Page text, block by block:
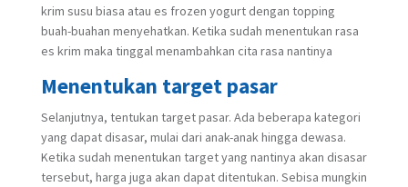
krim susu biasa atau es frozen yogurt dengan topping
buah-buahan menyehatkan. Ketika sudah menentukan rasa
es krim maka tinggal menambahkan cita rasa nantinya
Menentukan target pasar
Selanjutnya, tentukan target pasar. Ada beberapa kategori
yang dapat disasar, mulai dari anak-anak hingga dewasa.
Ketika sudah menentukan target yang nantinya akan disasar
tersebut, harga juga akan dapat ditentukan. Sebisa mungkin